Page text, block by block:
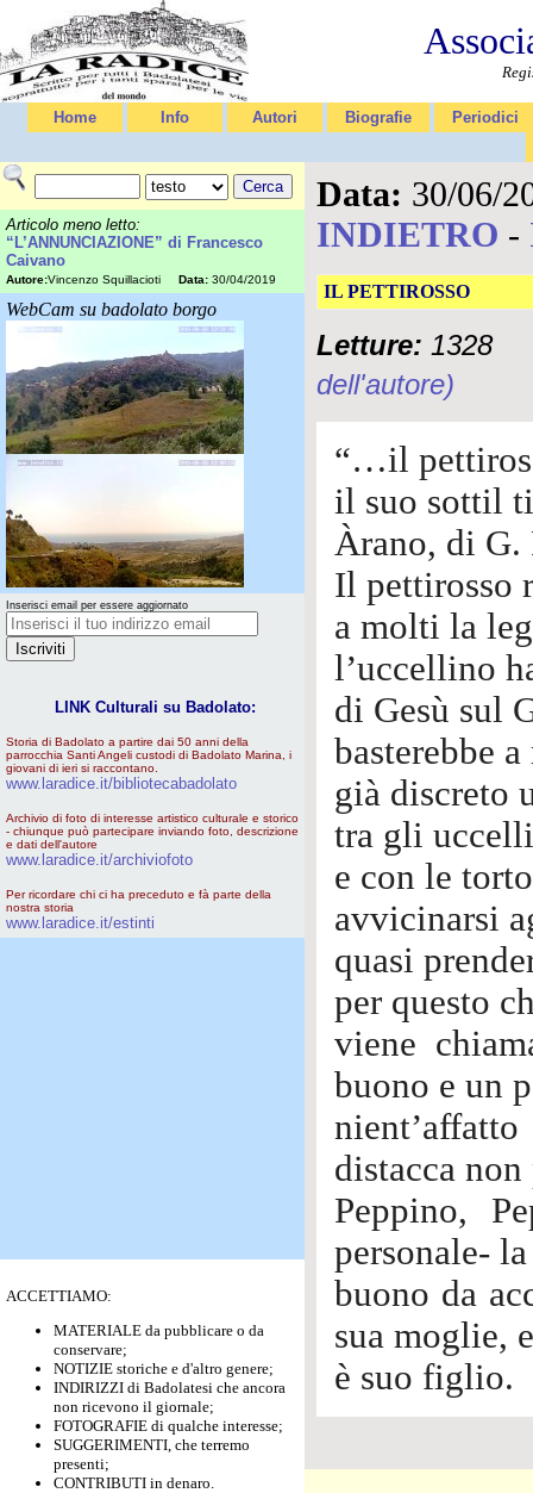
Home Info Autori Biografie Periodici
Articolo meno letto:
“L’ANNUNCIAZIONE” di Francesco
Caivano
Autore:Vincenzo Squillacioti Data: 30/04/2019
WebCam su badolato borgo
Inserisci email per essere aggiornato
LINK Culturali su Badolato:
Storia di Badolato a partire dai 50 anni della
parrocchia Santi Angeli custodi di Badolato Marina, i
giovani di ieri si raccontano.
www.laradice.it/bibliotecabadolato
Archivio di foto di interesse artistico culturale e storico
- chiunque può partecipare inviando foto, descrizione
e dati dell'autore
www.laradice.it/archiviofoto
Per ricordare chi ci ha preceduto e fà parte della
nostra storia
www.laradice.it/estinti
ACCETTIAMO:
MATERIALE da pubblicare o da
conservare;
NOTIZIE storiche e d'altro genere;
INDIRIZZI di Badolatesi che ancora
non ricevono il giornale;
FOTOGRAFIE di qualche interesse;
SUGGERIMENTI, che terremo
presenti;
CONTRIBUTI in denaro.
Data: 30/06/
INDIETRO -
IL PETTIROSSO
Letture: 1328
dell'autore)
“…il
il suo sottil
Àrano, di G.
Il pettirosso
a molti la
l’uccellino
di Gesù sul
basterebbe
già discreto
tra gli
e con le
avvicinarsi
quasi
per questo
viene
buono e un
distacca
Peppino,
personale-
buono da
sua moglie,
è suo figlio.